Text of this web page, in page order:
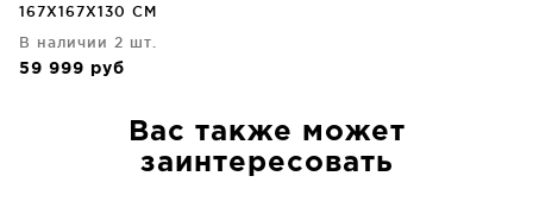
167X167X130 CM
В наличии 2 шт.
59 999 руб
Вас также может
заинтересовать